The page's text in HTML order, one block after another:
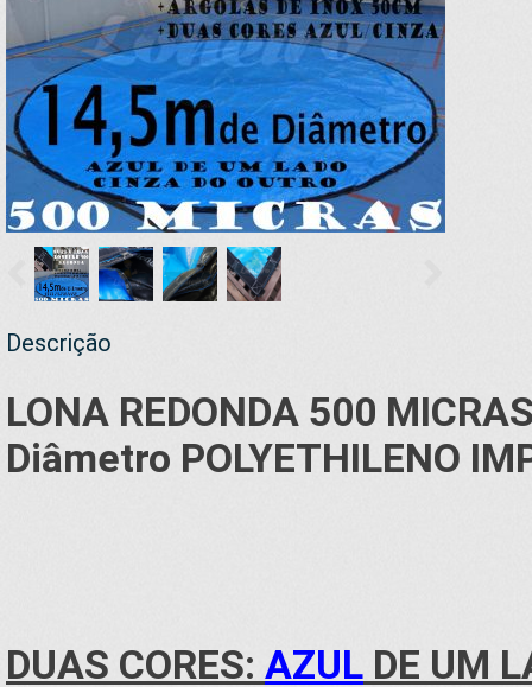
Descrição
LONA REDONDA 500
Diâmetro POLYETHILENO
DUAS CORES: AZUL DE UM